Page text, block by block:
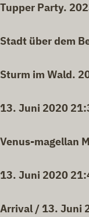
Tupper Party.
Stadt über dem
Sturm im Wald.
13. Juni 2020
Venus-magellan
13. Juni 2020
Arrival / 13. Juni